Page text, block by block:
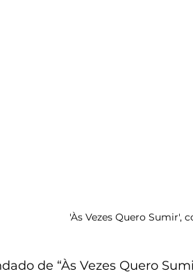
'Às Vezes Quero Sumir',
de “Às Vezes Quero